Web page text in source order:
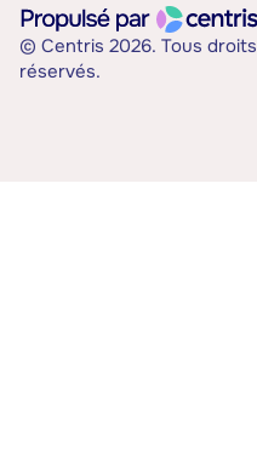
© Centris 2026. Tous droits
réservés.